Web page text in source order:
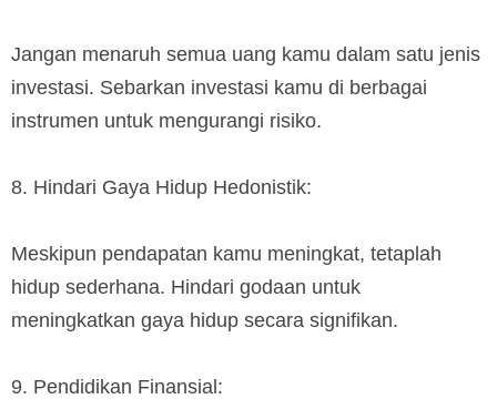
Jangan menaruh semua uang kamu dalam satu jenis
investasi. Sebarkan investasi kamu di berbagai
instrumen untuk mengurangi risiko.
8. Hindari Gaya Hidup Hedonistik:
Meskipun pendapatan kamu meningkat, tetaplah
hidup sederhana. Hindari godaan untuk
meningkatkan gaya hidup secara signifikan.
9. Pendidikan Finansial: